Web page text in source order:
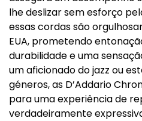
lhe deslizar sem esforço
essas cordas são
EUA, prometendo
durabilidade e uma
um aficionado do jazz ou
géneros, as D’Addario
para uma experiência de
verdadeiramente